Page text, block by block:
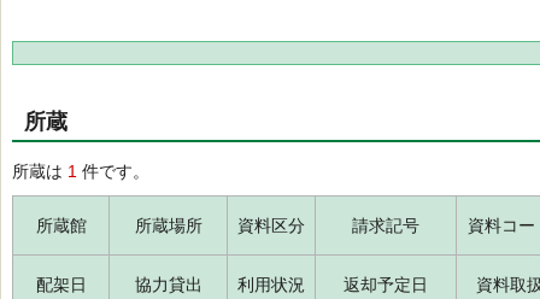
所蔵
所蔵は 1 件です。
所蔵館 所蔵場所 資料区分 請求記号 資料コー
配架日 協力貸出 利用状況 返却予定日 資料取